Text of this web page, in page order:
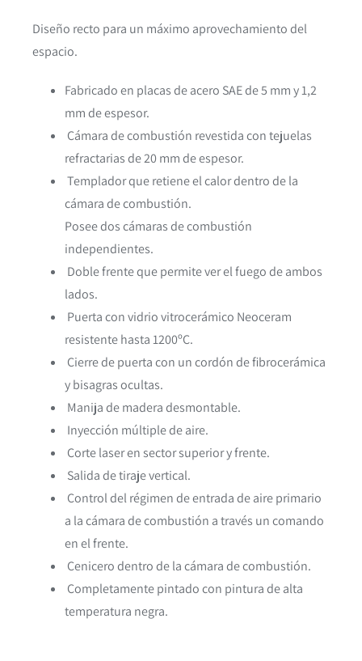
Diseño recto para un máximo aprovechamiento del
espacio.
Fabricado en placas de acero SAE de 5 mm y 1,2
mm de espesor.
Cámara de combustión revestida con tejuelas
refractarias de 20 mm de espesor.
Templador que retiene el calor dentro de la
cámara de combustión.
Posee dos cámaras de combustión
independientes.
Doble frente que permite ver el fuego de ambos
lados.
Puerta con vidrio vitrocerámico Neoceram
resistente hasta 1200ºC.
Cierre de puerta con un cordón de fibrocerámica
y bisagras ocultas.
Manija de madera desmontable.
Inyección múltiple de aire.
Corte laser en sector superior y frente.
Salida de tiraje vertical.
Control del régimen de entrada de aire primario
a la cámara de combustión a través un comando
en el frente.
Cenicero dentro de la cámara de combustión.
Completamente pintado con pintura de alta
temperatura negra.